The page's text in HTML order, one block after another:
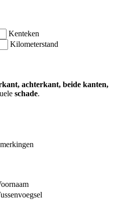
Kenteken
Kilometerstand
achterkant, beide kanten,
schade.